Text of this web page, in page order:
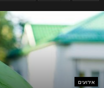
אירועים